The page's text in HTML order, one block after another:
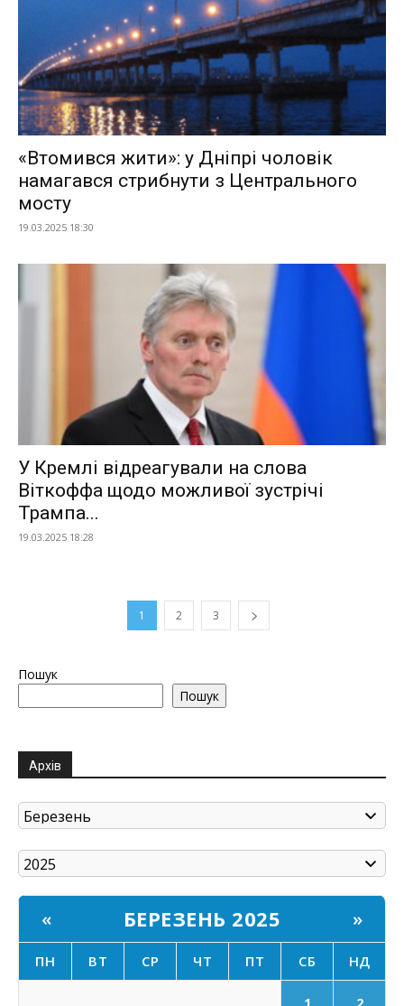
«Втомився жити»: у Дніпрі чоловік
намагався стрибнути з Центрального
мосту
19.03.2025 18:30
У Кремлі відреагували на слова
Віткоффа щодо можливої зустрічі
Трампа...
19.03.2025 18:28
1 2 3
Пошук
Пошук
Архів
« БЕРЕЗЕНЬ 2025 »
ПН ВТ СР ЧТ ПТ СБ НД